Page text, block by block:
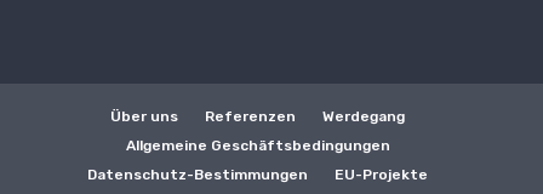
Über uns Referenzen
Werdegang
Allgemeine Geschäftsbedingungen
Datenschutz-Bestimmungen
EU-Projekte